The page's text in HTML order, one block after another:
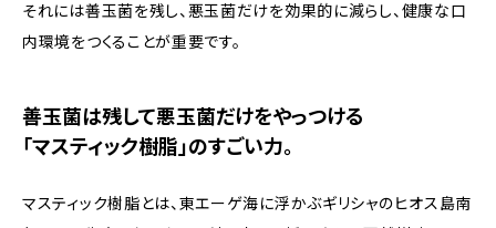
それには善玉菌を残し、悪玉菌だけを効果的に減らし、健康な口
内環境をつくることが重要です。
善玉菌は残して悪玉菌だけをやっつける
「マスティック樹脂」のすごい力。
マスティック樹脂とは、東エーゲ海に浮かぶギリシャのヒオス島南